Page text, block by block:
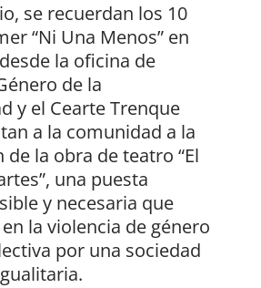
se recuerdan los 10
“Ni Una Menos” en
la oficina de
de la
y el Cearte Trenque
a la comunidad a la
la obra de teatro “El
una puesta
y necesaria que
la violencia de género
por una sociedad